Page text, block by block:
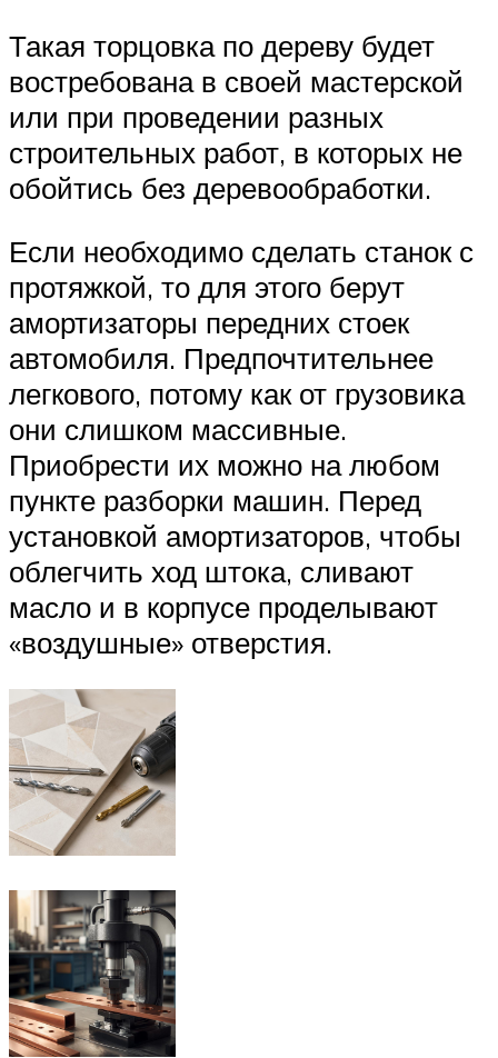
Такая торцовка по дереву будет
востребована в своей мастерской
или при проведении разных
строительных работ, в которых не
обойтись без деревообработки.
Если необходимо сделать станок с
протяжкой, то для этого берут
амортизаторы передних стоек
автомобиля. Предпочтительнее
легкового, потому как от грузовика
они слишком массивные.
Приобрести их можно на любом
пункте разборки машин. Перед
установкой амортизаторов, чтобы
облегчить ход штока, сливают
масло и в корпусе проделывают
«воздушные» отверстия.